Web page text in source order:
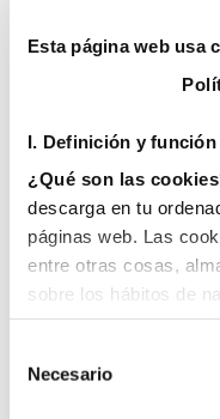
Esta página web usa
I. Definición y función
¿Qué son las
descarga en tu
páginas web. Las
entre otras cosas,
sobre los hábitos de
equipo y,
de la forma en que
para reconocer al
Necesario